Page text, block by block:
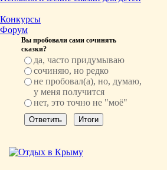
Конкурсы
Форум
Вы пробовали сами сочинять
сказки?
да, часто придумываю
сочиняю, но редко
не пробовал(а), но, думаю,
у меня получится
нет, это точно не "моё"